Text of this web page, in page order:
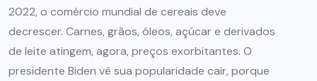
2022, o comércio mundial de cereais deve
decrescer. Carnes, grãos, óleos, açúcar e derivados
de leite atingem, agora, preços exorbitantes. O
presidente Biden vê sua popularidade cair, porque